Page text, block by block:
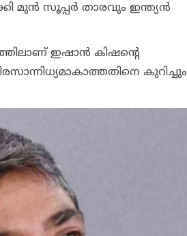
മുന്‍ സൂപ്പര്‍ താരവും ഇന്ത്യന്‍
ഇഷാന്‍ കിഷന്റെ
കുറിച്ചും